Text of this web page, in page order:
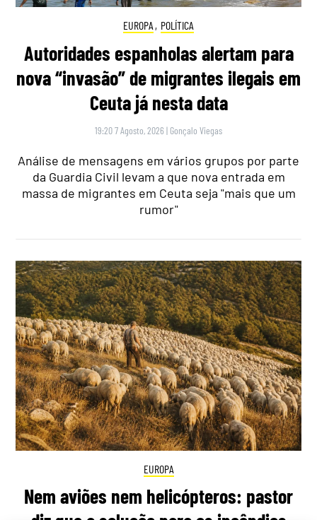
EUROPA , POLÍTICA
Autoridades espanholas alertam para
nova “invasão” de migrantes ilegais em
Ceuta já nesta data
19:20 7 Agosto, 2026 | Gonçalo Viegas
Análise de mensagens em vários grupos por parte
da Guardia Civil levam a que nova entrada em
massa de migrantes em Ceuta seja "mais que um
rumor"
EUROPA
Nem aviões nem helicópteros: pastor